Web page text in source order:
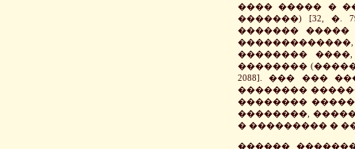
���� ����� �
�������) [32,
�������
��������
��������
2088]. ��� ���
��������
��������
��������,
� ��������� �
������